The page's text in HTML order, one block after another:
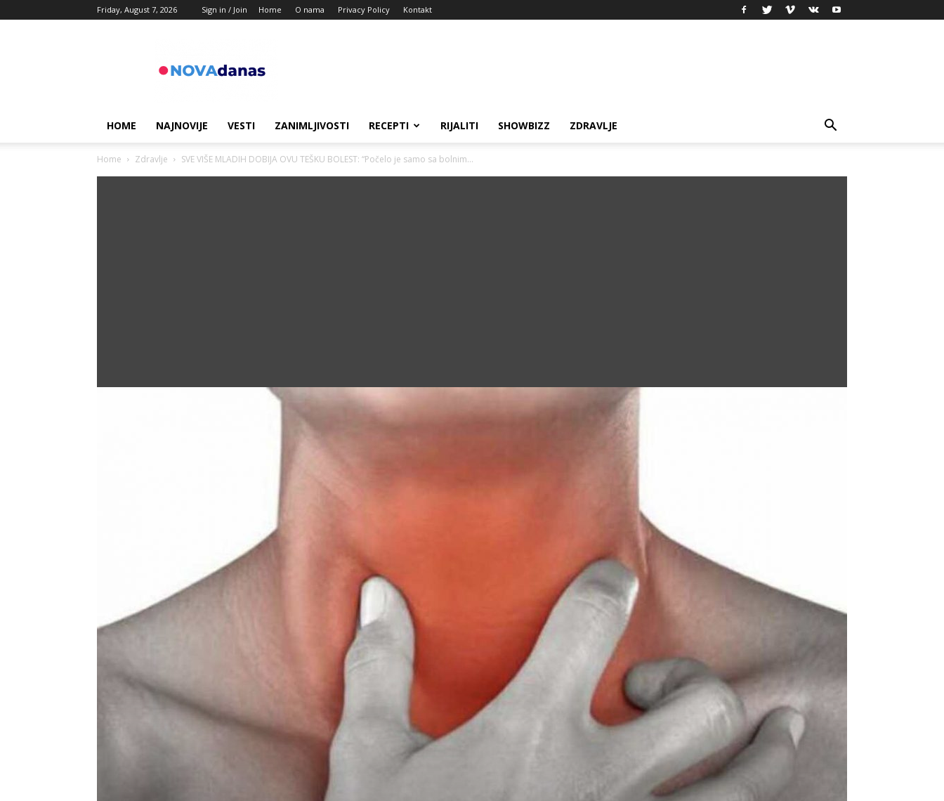
Friday, August 7, 2026 Sign in / Join Home O nama Privacy Policy Kontakt
HOME NAJNOVIJE VESTI ZANIMLJIVOSTI RECEPTI RIJALITI SHOWBIZZ ZDRAVLJE
Home Zdravlje SVE VIŠE MLADIH DOBIJA OVU TEŠKU BOLEST: “Počelo je samo sa bolnim...